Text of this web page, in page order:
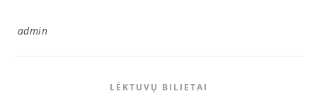
admin
LĖKTUVŲ BILIETAI